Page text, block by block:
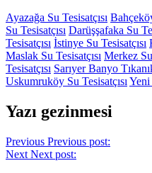
Ayazağa Su Tesisatçısı
Su Tesisatçısı Darüşşafaka Su
Tesisatçısı İstinye Su Tesisatçısı
Maslak Su Tesisatçısı Merkez Su
Tesisatçısı Sarıyer Banyo
Uskumruköy Su Tesisatçısı Yeni
Yazı gezinmesi
Previous Previous post:
Next Next post: